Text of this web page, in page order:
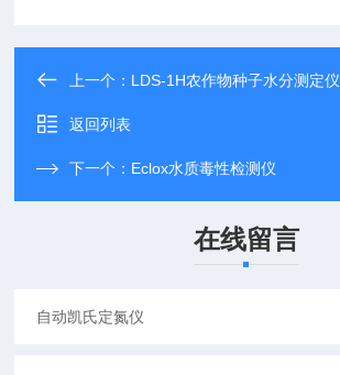
上一个： LDS-1H农作物种子水分测定仪
返回列表
下一个： Eclox水质毒性检测仪
在线留言